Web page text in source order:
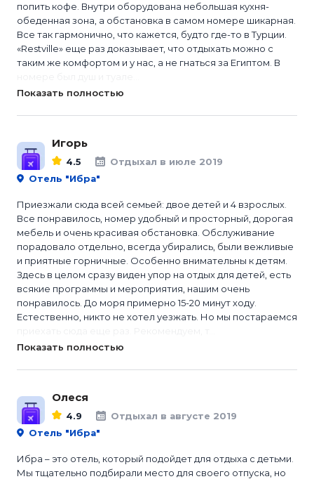
попить кофе. Внутри оборудована небольшая кухня-
обеденная зона, а обстановка в самом номере шикарная.
Все так гармонично, что кажется, будто где-то в Турции.
«Restville» еще раз доказывает, что отдыхать можно с
таким же комфортом и у нас, а не гнаться за Египтом. В
Показать полностью
Игорь
4.5
Отдыхал в июле 2019
Отель "Ибра"
Приезжали сюда всей семьей: двое детей и 4 взрослых.
Все понравилось, номер удобный и просторный, дорогая
мебель и очень красивая обстановка. Обслуживание
порадовало отдельно, всегда убирались, были вежливые
и приятные горничные. Особенно внимательны к детям.
Здесь в целом сразу виден упор на отдых для детей, есть
всякие программы и мероприятия, нашим очень
понравилось. До моря примерно 15-20 минут ходу.
Естественно, никто не хотел уезжать. Но мы постараемся
Показать полностью
Олеся
4.9
Отдыхал в августе 2019
Отель "Ибра"
Ибра – это отель, который подойдет для отдыха с детьми.
Мы тщательно подбирали место для своего отпуска, но